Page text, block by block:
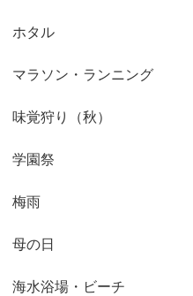
ホタル
マラソン・ランニング
味覚狩り（秋）
学園祭
梅雨
母の日
海水浴場・ビーチ